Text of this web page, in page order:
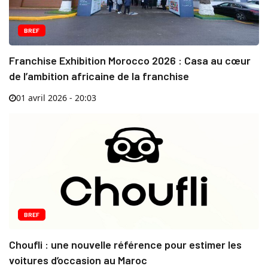
BREF
Franchise Exhibition Morocco 2026 : Casa au cœur
de l’ambition africaine de la franchise
01 avril 2026 - 20:03
BREF
Choufli : une nouvelle référence pour estimer les
voitures d’occasion au Maroc